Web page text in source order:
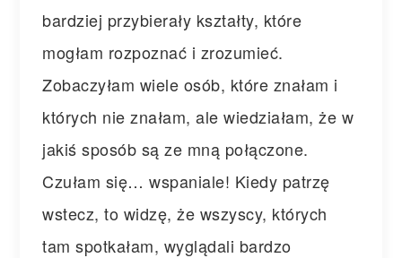
bardziej przybierały kształty, które
mogłam rozpoznać i zrozumieć.
Zobaczyłam wiele osób, które znałam i
których nie znałam, ale wiedziałam, że w
jakiś sposób są ze mną połączone.
Czułam się… wspaniale! Kiedy patrzę
wstecz, to widzę, że wszyscy, których
tam spotkałam, wyglądali bardzo